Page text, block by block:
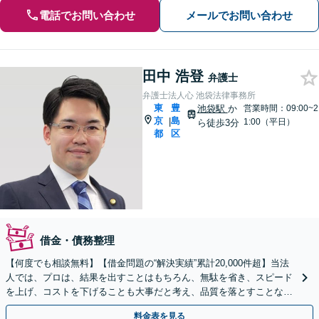
電話でお問い合わせ メールでお問い合わせ
田中 浩登 弁護士
弁護士法人心 池袋法律事務所
東
京
都
|
豊
島
区
池袋駅 か
ら徒歩3分
営業時間：09:00~2
1:00（平日）
借金・債務整理
【何度でも相談無料】【借金問題の“解決実績”累計20,000件超】当法
人では、プロは、結果を出すことはもちろん、無駄を省き、スピード
を上げ、コストを下げることも大事だと考え、品質を落とすことな
く、費用を可能な限り安くすることにこだわります。
料金表を見る